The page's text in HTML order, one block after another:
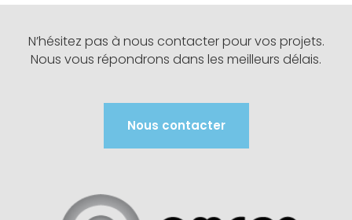
N’hésitez pas à nous contacter pour vos projets.
Nous vous répondrons dans les meilleurs délais.
Nous contacter